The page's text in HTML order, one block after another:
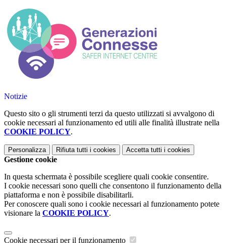
Notizie
Questo sito o gli strumenti terzi da questo utilizzati si avvalgono di
cookie necessari al funzionamento ed utili alle finalità illustrate nella
COOKIE POLICY.
Personalizza Rifiuta tutti i cookies Accetta tutti i cookies
Gestione cookie
In questa schermata è possibile scegliere quali cookie consentire.
I cookie necessari sono quelli che consentono il funzionamento della
piattaforma e non è possibile disabilitarli.
Per conoscere quali sono i cookie necessari al funzionamento potete
visionare la COOKIE POLICY.
Cookie necessari per il funzionamento